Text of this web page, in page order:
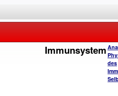
Immunsystem
des